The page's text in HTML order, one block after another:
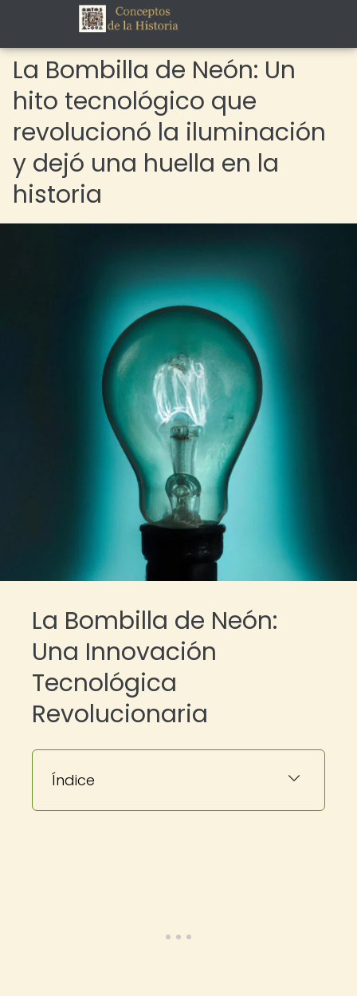
La Bombilla de Neón: Un
hito tecnológico que
revolucionó la iluminación
y dejó una huella en la
historia
La Bombilla de Neón:
Una Innovación
Tecnológica
Revolucionaria
Índice